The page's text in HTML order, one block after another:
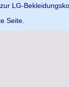
LG-
Seite.